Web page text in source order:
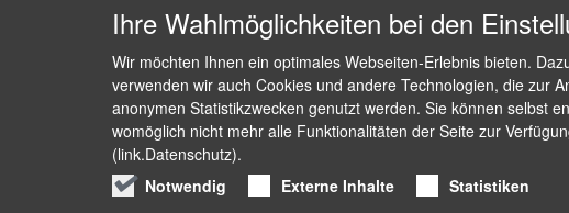
Ihre Wahlmöglichkeiten bei den
Wir möchten Ihnen ein optimales Webseiten-Erlebnis bieten.
verwenden wir auch Cookies und andere Technologien, die zur
anonymen Statistikzwecken genutzt werden. Sie können selbst
womöglich nicht mehr alle Funktionalitäten der Seite zur
(link.Datenschutz).
Notwendig
Externe Inhalte Statistiken